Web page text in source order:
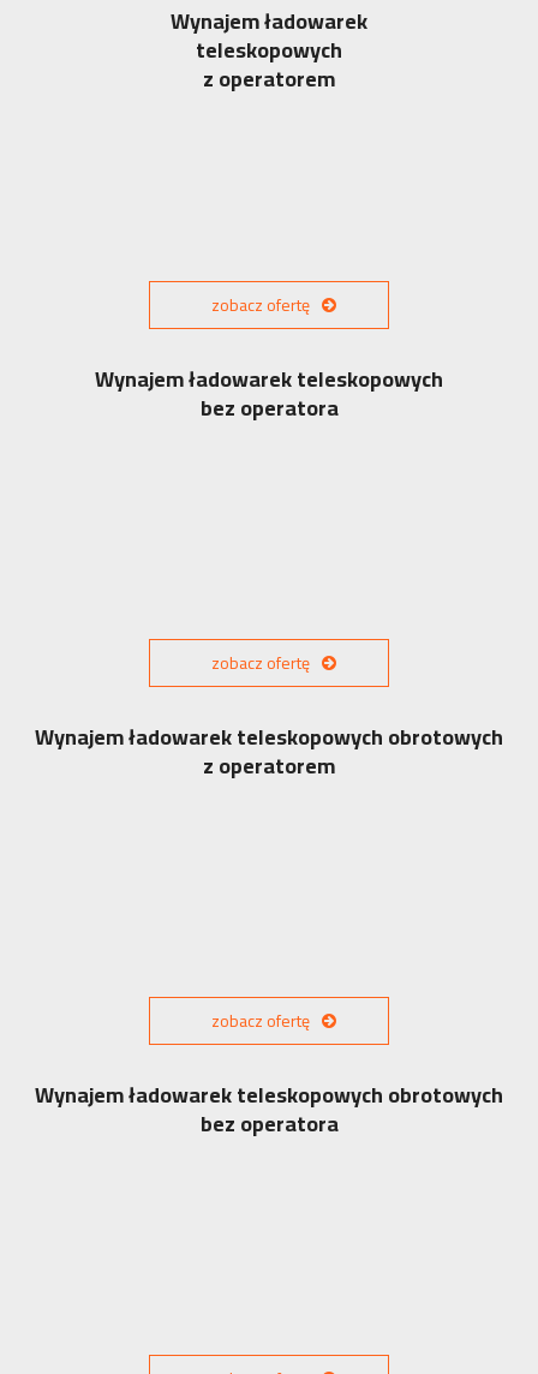
Wynajem ładowarek
teleskopowych
z operatorem
zobacz ofertę
Wynajem ładowarek teleskopowych
bez operatora
zobacz ofertę
Wynajem ładowarek teleskopowych obrotowych
z operatorem
zobacz ofertę
Wynajem ładowarek teleskopowych obrotowych
bez operatora